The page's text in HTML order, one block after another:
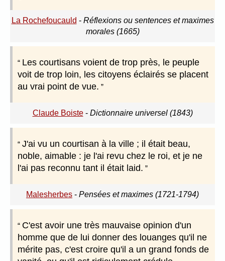
La Rochefoucauld - Réflexions ou sentences et maximes
morales (1665)
Les courtisans voient de trop près, le peuple
voit de trop loin, les citoyens éclairés se placent
au vrai point de vue.
Claude Boiste- Dictionnaire universel (1843)
J'ai vu un courtisan à la ville ; il était beau,
noble, aimable : je l'ai revu chez le roi, et je ne
l'ai pas reconnu tant il était laid.
Malesherbes - Pensées et maximes (1721-1794)
C'est avoir une très mauvaise opinion d'un
homme que de lui donner des louanges qu'il ne
mérite pas, c'est croire qu'il a un grand fonds de